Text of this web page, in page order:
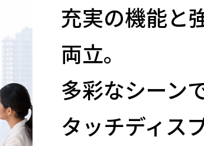
充実の機能と
両立。
多彩なシーン
タッチディス